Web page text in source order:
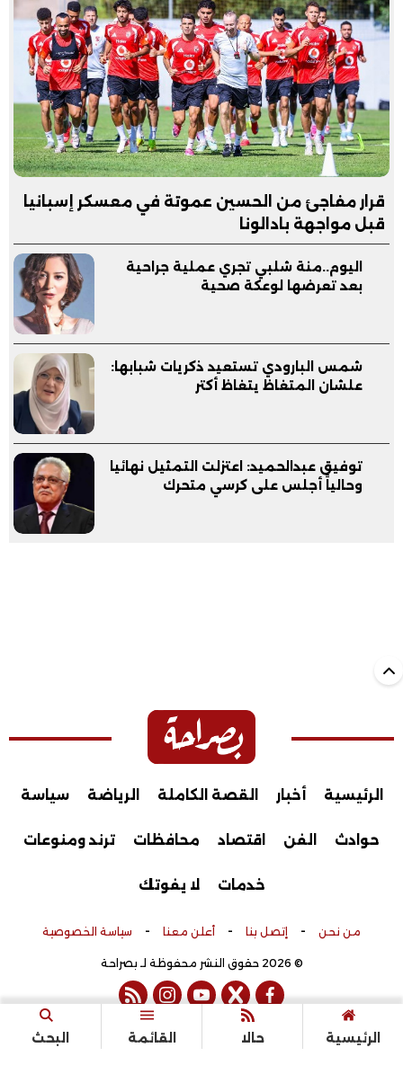
الرئيسية حالا القائمة البحث
قرار مفاجئ من الحسين عموتة في معسكر إسبانيا
قبل مواجهة بادالونا
اليوم..منة شلبي تجري عملية جراحية
بعد تعرضها لوعكة صحية
شمس البارودي تستعيد ذكريات شبابها:
علشان المتغاظ يتغاظ أكتر
توفيق عبدالحميد: اعتزلت التمثيل نهائيا
وحالياً أجلس على كرسي متحرك
الرئيسية أخبار القصة الكاملة الرياضة سياسة
حوادث الفن اقتصاد محافظات ترند ومنوعات
خدمات لا يفوتك
من نحن - إتصل بنا - أعلن معنا - سياسة الخصوصية
© 2026 حقوق النشر محفوظة لـ بصراحة
facebook
twitter
youtube
instagram
rss feed
تم التطوير بواسطة